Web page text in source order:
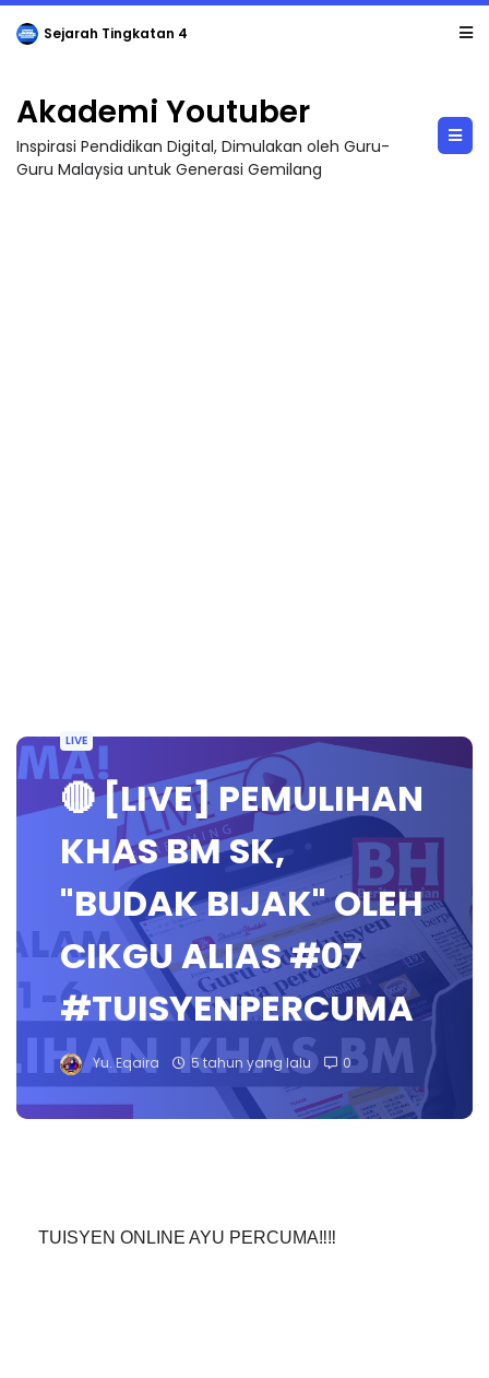
LIVE 🔴 [LIVE] PRINSIP PERAKAUNAN, BEDAH TUNTAS SOALAN 1 TRIAL OLEH CIKGU ...
Akademi Youtuber
Inspirasi Pendidikan Digital, Dimulakan oleh Guru-
Guru Malaysia untuk Generasi Gemilang
LIVE
🔴 [LIVE] PEMULIHAN
KHAS BM SK,
"BUDAK BIJAK" OLEH
CIKGU ALIAS #07
#TUISYENPERCUMA
Yu. Eqaira 5 tahun yang lalu 0
TUISYEN ONLINE AYU PERCUMA‼️‼️